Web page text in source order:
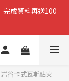
完成資料再送100
完成資料再送100
後再補齊資料可再
谷卡式瓦斯點火